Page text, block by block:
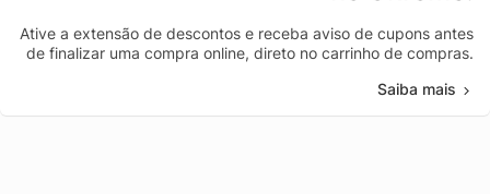
Ative a extensão de descontos e receba aviso de cupons antes
de finalizar uma compra online, direto no carrinho de compras.
Saiba mais